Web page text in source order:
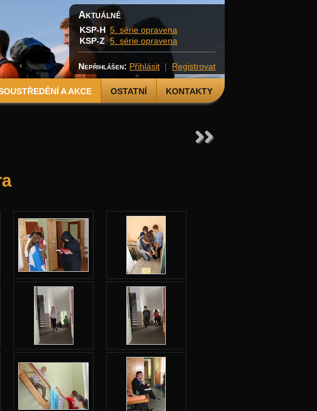
A AKCE OSTATNÍ KONTAKTY
Aktuálně
KSP-H 5. série opravena
KSP-Z 5. série opravena
Nepřihlášen: Přihlásit | Registrovat